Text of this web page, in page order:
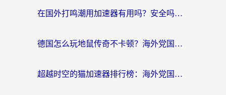
在国外打鸣潮用加速器有用吗？安全吗？海外玩家国服游戏加速全指南
德国怎么玩地鼠传奇不卡顿？海外党国服游戏加速全攻略（含战双EVE实用指南）
超越时空的猫加速器排行榜：海外党国服游戏不卡顿的终极选择指南